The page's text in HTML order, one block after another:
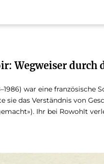
Wegweiser
war eine
sie das Verständnis von
Ihr bei Rowohlt